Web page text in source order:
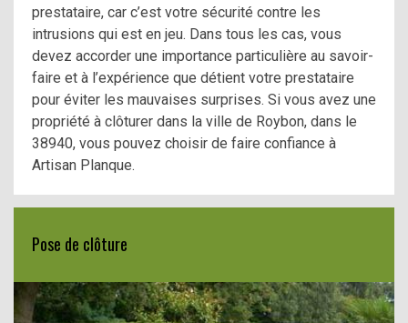
prestataire, car c’est votre sécurité contre les
intrusions qui est en jeu. Dans tous les cas, vous
devez accorder une importance particulière au savoir-
faire et à l’expérience que détient votre prestataire
pour éviter les mauvaises surprises. Si vous avez une
propriété à clôturer dans la ville de Roybon, dans le
38940, vous pouvez choisir de faire confiance à
Artisan Planque.
Pose de clôture